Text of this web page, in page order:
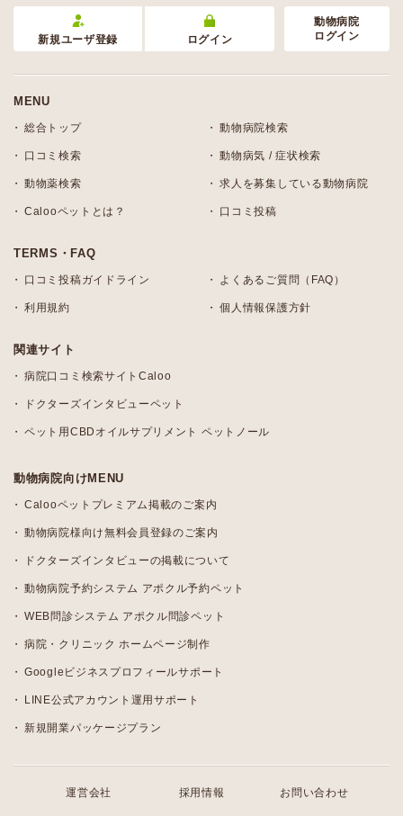
新規ユーザ登録 ログイン
動物病院
ログイン
MENU
総合トップ 動物病院検索
口コミ検索 動物病気 / 症状検索
動物薬検索 求人を募集している動物病院
Calooペットとは？ 口コミ投稿
TERMS・FAQ
口コミ投稿ガイドライン よくあるご質問（FAQ）
利用規約 個人情報保護方針
関連サイト
病院口コミ検索サイトCaloo
ドクターズインタビューペット
ペット用CBDオイルサプリメント ペットノール
動物病院向けMENU
Calooペットプレミアム掲載のご案内
動物病院様向け無料会員登録のご案内
ドクターズインタビューの掲載について
動物病院予約システム アポクル予約ペット
WEB問診システム アポクル問診ペット
病院・クリニック ホームページ制作
Googleビジネスプロフィールサポート
LINE公式アカウント運用サポート
新規開業パッケージプラン
運営会社 採用情報 お問い合わせ